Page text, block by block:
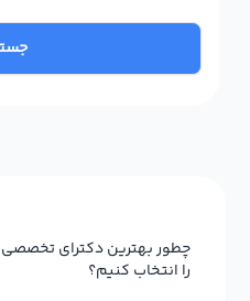
چطور بهترین دکترای تخصصی
را انتخاب کنیم؟